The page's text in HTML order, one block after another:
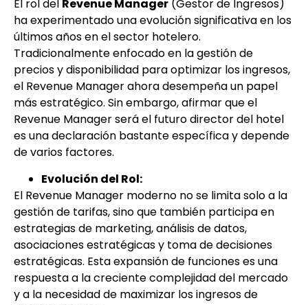
El rol del Revenue Manager (Gestor de Ingresos)
ha experimentado una evolución significativa en los
últimos años en el sector hotelero.
Tradicionalmente enfocado en la gestión de
precios y disponibilidad para optimizar los ingresos,
el Revenue Manager ahora desempeña un papel
más estratégico. Sin embargo, afirmar que el
Revenue Manager será el futuro director del hotel
es una declaración bastante específica y depende
de varios factores.
Evolución del Rol:
El Revenue Manager moderno no se limita solo a la
gestión de tarifas, sino que también participa en
estrategias de marketing, análisis de datos,
asociaciones estratégicas y toma de decisiones
estratégicas. Esta expansión de funciones es una
respuesta a la creciente complejidad del mercado
y a la necesidad de maximizar los ingresos de